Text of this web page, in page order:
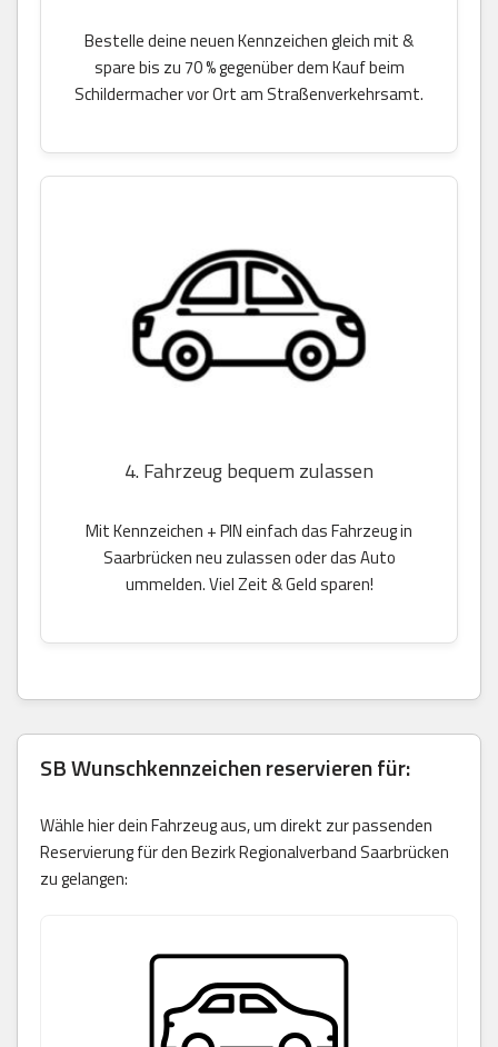
Bestelle deine neuen Kennzeichen gleich mit &
spare bis zu 70 % gegenüber dem Kauf beim
Schildermacher vor Ort am Straßenverkehrsamt.
4. Fahrzeug bequem zulassen
Mit Kennzeichen + PIN einfach das Fahrzeug in
Saarbrücken neu zulassen oder das Auto
ummelden. Viel Zeit & Geld sparen!
SB Wunschkennzeichen reservieren für:
Wähle hier dein Fahrzeug aus, um direkt zur passenden
Reservierung für den Bezirk Regionalverband Saarbrücken
zu gelangen: